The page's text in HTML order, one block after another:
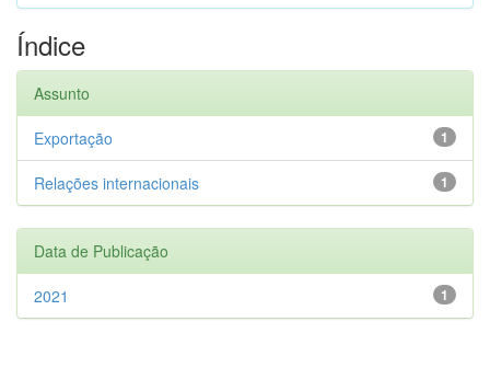
Índice
Assunto
1
Exportação
1
Relações internacionais
Data de Publicação
1
2021